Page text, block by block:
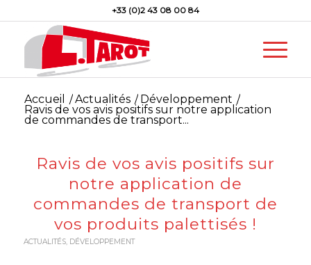
+33 (0)2 43 08 00 84
Accueil /Actualités / Développement /
Ravis de vos avis positifs sur notre application
de commandes de transport...
Ravis de vos avis positifs sur
notre application de
commandes de transport de
vos produits palettisés !
ACTUALITÉS, DÉVELOPPEMENT